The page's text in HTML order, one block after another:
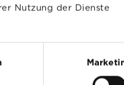
Nutzung der Dienste
ausgraben.